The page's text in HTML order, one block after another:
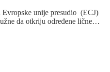
unije presudio (ECJ)
da otkriju određene lične…